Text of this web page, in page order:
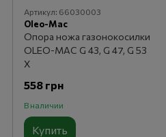
Артикул: 66030003
Oleo-Mac
Опора ножа газонокосилки
OLEO-MAC G 43, G 47, G 53
X
558 грн
В наличии
Купить